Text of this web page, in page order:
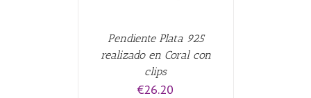
Pendiente Plata 925
realizado en Coral con
clips
€26.20